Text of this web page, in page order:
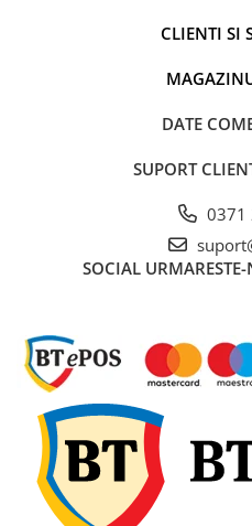
Borne si Conectori Baterie
Comutatoare si intrerupatoare
Conectori Cabluri si Izolatie
Instalatii Electrice pentru
Invertoare de tensiune
Prize bricheta & USB
Prize, stechere si mufe auto
Conectori instalatii electrice
camion si remorca
Mufe si conectori auto etansi
Prize si conectori alimentare 2/3
CLIENTI SI
DATE
SUPORT
0371
SOCIAL